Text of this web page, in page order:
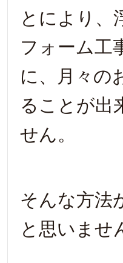
とにより、
フォーム工
に、月々の
ることが出
せん。
そんな方法
と思いませ